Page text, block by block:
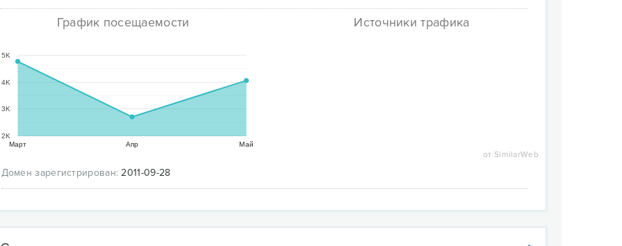
График посещаемости
Март Апр Май
2K
3K
4K
5K
Источники трафика
от SimilarWeb
Домен зарегистрирован: 2011-09-28